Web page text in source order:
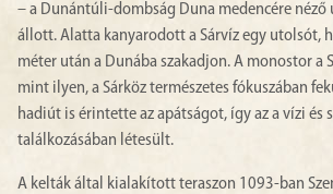
– a Dunántúli-dombság Duna medencére néző
állott. Alatta kanyarodott a Sárvíz egy utolsót,
méter után a Dunába szakadjon. A monostor a
mint ilyen, a Sárköz természetes fókuszában
hadiút is érintette az apátságot, így az a vízi és
találkozásában létesült.
A kelták által kialakított teraszon 1093-ban